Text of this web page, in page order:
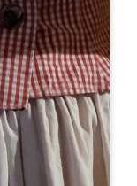
RICCO DI
Dordogna ed è